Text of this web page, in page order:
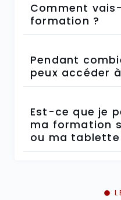
Comment
formation ?
Pendant
peux accéder
Est-ce que je
ma formation
ou ma tablette